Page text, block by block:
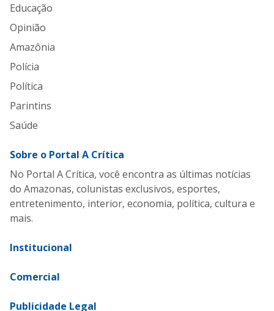
Educação
Opinião
Amazônia
Polícia
Política
Parintins
Saúde
Sobre o Portal A Crítica
No Portal A Crítica, você encontra as últimas notícias
do Amazonas, colunistas exclusivos, esportes,
entretenimento, interior, economia, política, cultura e
mais.
Institucional
Comercial
Publicidade Legal